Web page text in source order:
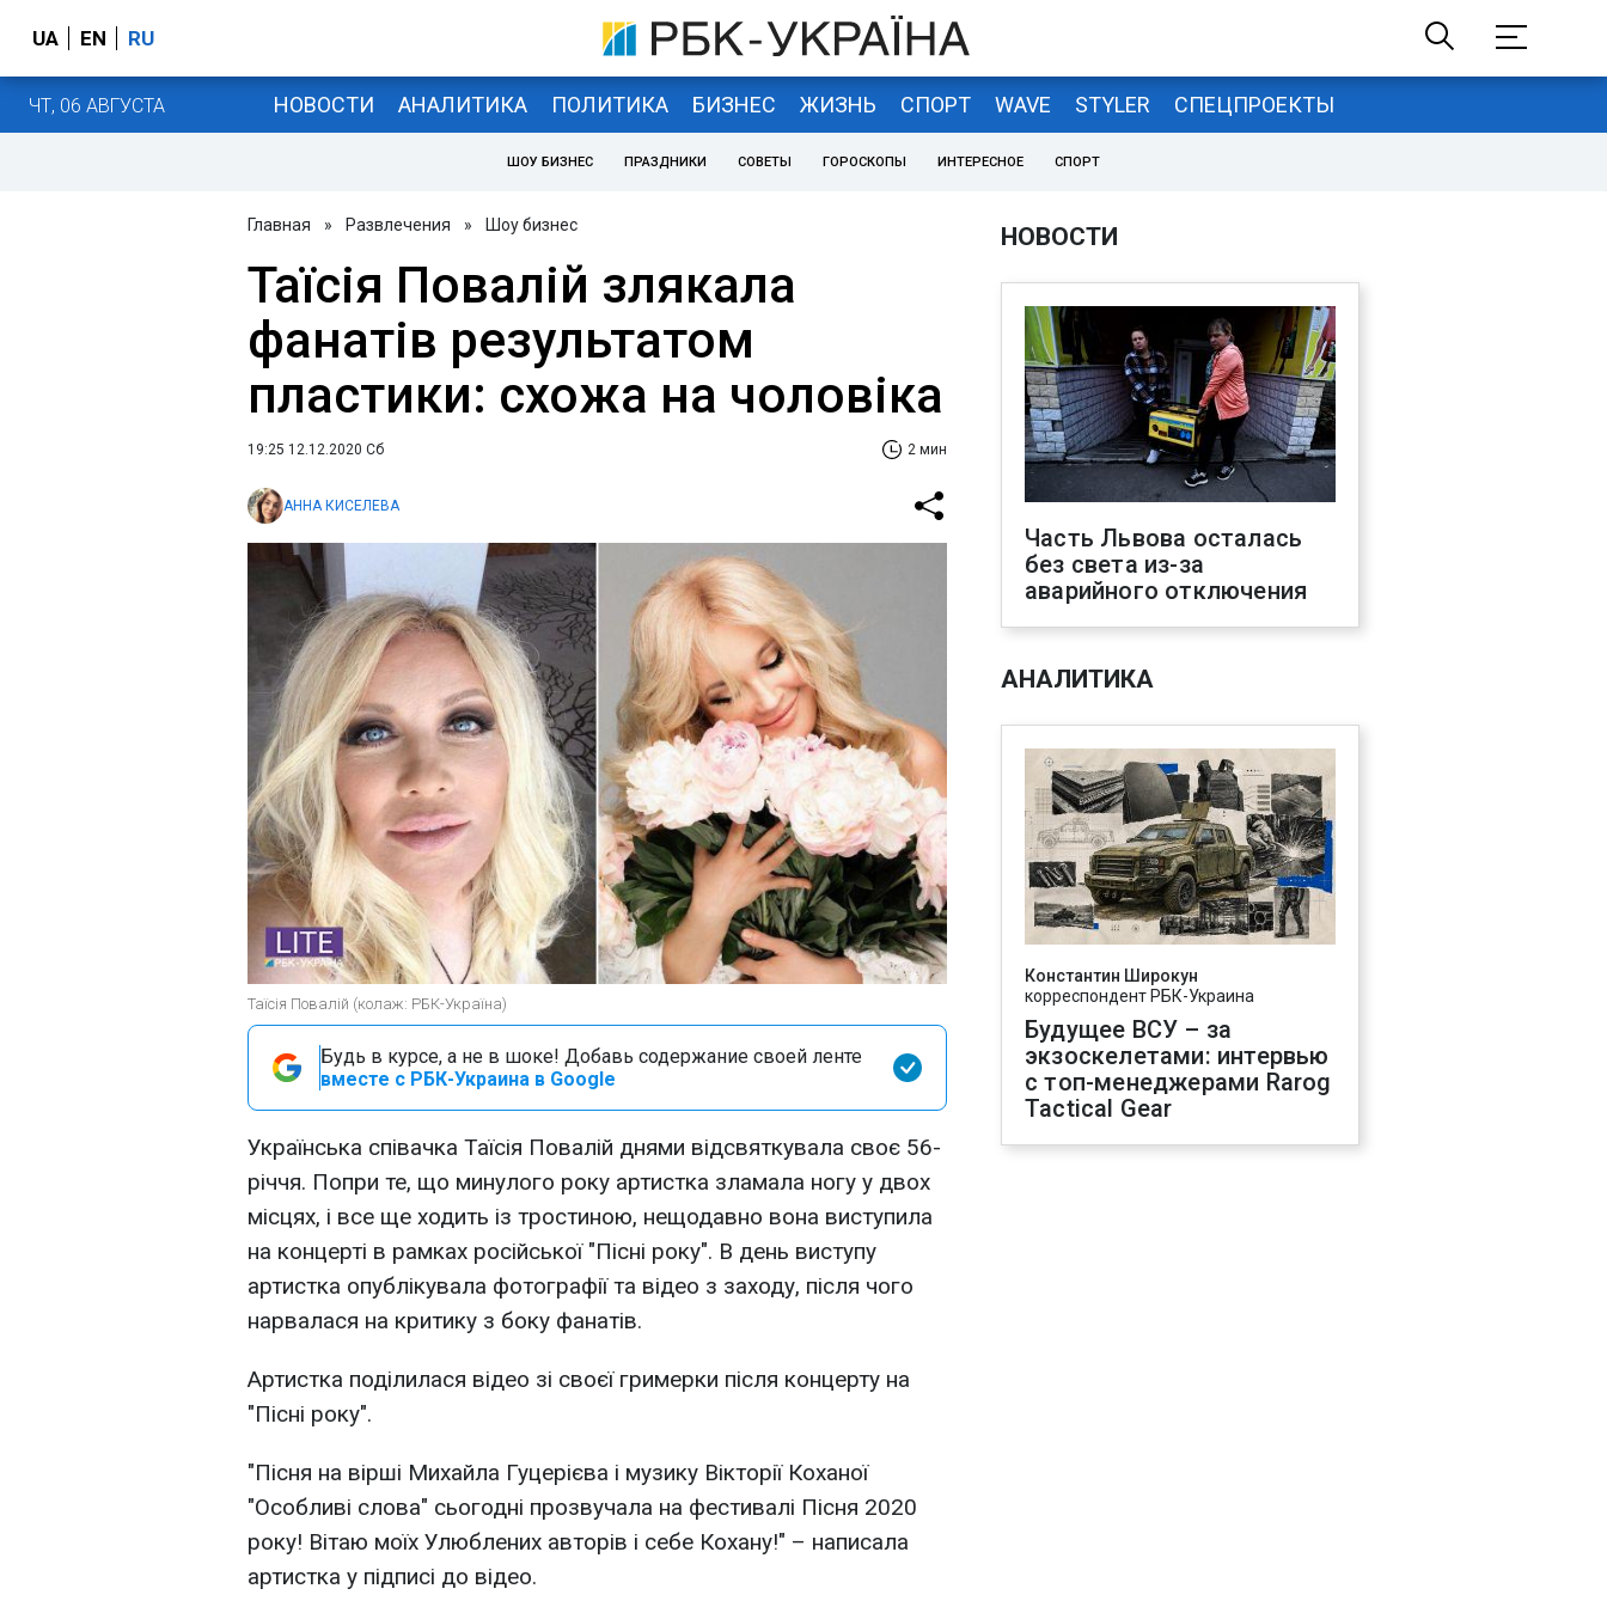
UA EN RU
ЧТ, 06 АВГУСТА НОВОСТИ АНАЛИТИКА ПОЛИТИКА БИЗНЕС ЖИЗНЬ СПОРТ WAVE STYLER СПЕЦПРОЕКТЫ
ШОУ БИЗНЕС ПРАЗДНИКИ СОВЕТЫ ГОРОСКОПЫ ИНТЕРЕСНОЕ СПОРТ
Главная » Развлечения » Шоу бизнес
Таїсія Повалій злякала
фанатів результатом
пластики: схожа на чоловіка
19:25 12.12.2020 Сб 2 мин
АННА КИСЕЛЕВА
Таїсія Повалій (колаж: РБК-Україна)
Будь в курсе, а не в шоке! Добавь содержание своей ленте
вместе с РБК-Украина в Google
Українська співачка Таїсія Повалій днями відсвяткувала своє 56-
річчя. Попри те, що минулого року артистка зламала ногу у двох
місцях, і все ще ходить із тростиною, нещодавно вона виступила
на концерті в рамках російської "Пісні року". В день виступу
артистка опублікувала фотографії та відео з заходу, після чого
нарвалася на критику з боку фанатів.
Артистка поділилася відео зі своєї гримерки після концерту на
"Пісні року".
"Пісня на вірші Михайла Гуцерієва і музику Вікторії Коханої
"Особливі слова" сьогодні прозвучала на фестивалі Пісня 2020
року! Вітаю моїх Улюблених авторів і себе Кохану!" – написала
артистка у підписі до відео.
НОВОСТИ
Часть Львова осталась
без света из-за
аварийного отключения
АНАЛИТИКА
Константин Широкун
корреспондент РБК-Украина
Будущее ВСУ – за
экзоскелетами: интервью
с топ-менеджерами Rarog
Tactical Gear